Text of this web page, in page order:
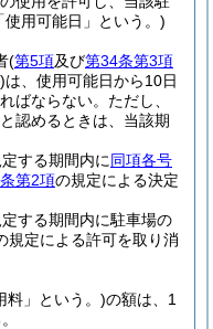
使用可能日」という。)
(第5項及び第34条第3項
は、使用可能日から10日
ばならない。 ただし、
認めるときは、当該期
する期間内に同項各号
第2項の規定による決定
する期間内に駐車場の
規定による許可を取り消
料」という。)の額は、1